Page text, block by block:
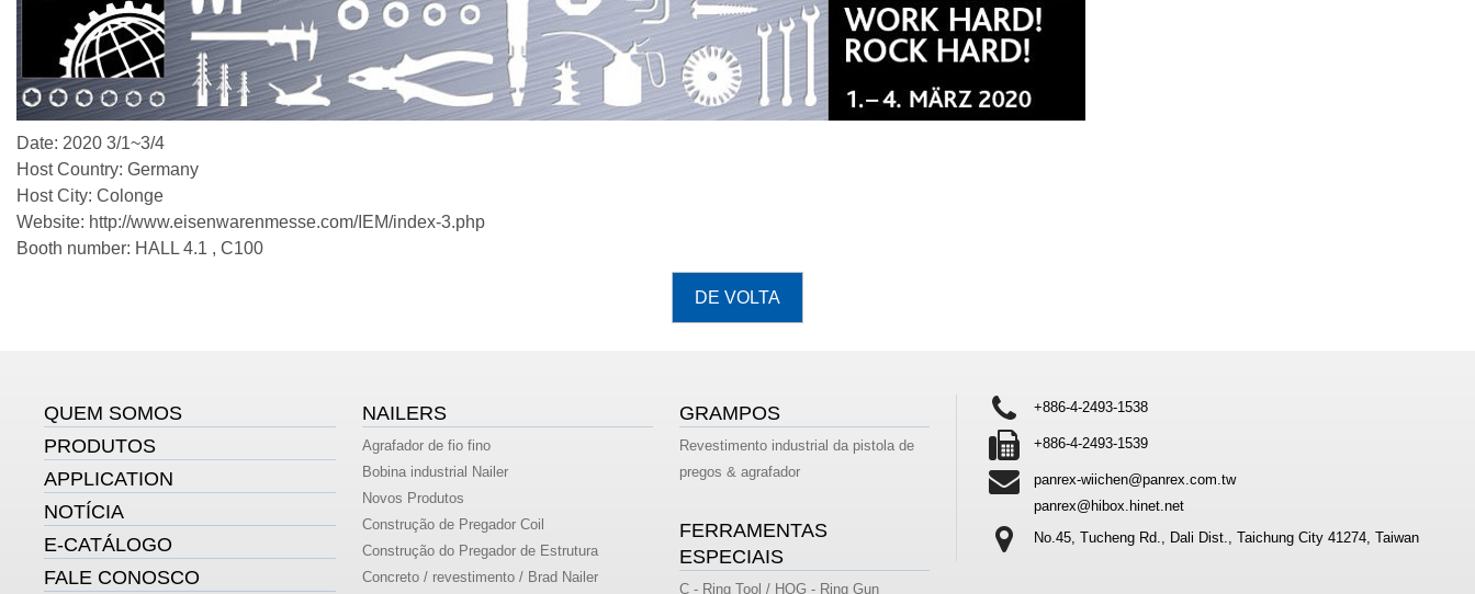
Date: 2020 3/1~3/4
Host Country: Germany
Host City: Colonge
Website: http://www.eisenwarenmesse.com/IEM/index-3.php
Booth number: HALL 4.1 , C100
QUEM SOMOS
PRODUTOS
APPLICATION
NOTÍCIA
E-CATÁLOGO
FALE CONOSCO
NAILERS
Agrafador de fio fino
Bobina industrial Nailer
Novos Produtos
Construção de Pregador Coil
Construção do Pregador de Estrutura
Concreto / revestimento / Brad Nailer
GRAMPOS
Revestimento industrial da pistola de
pregos & agrafador
FERRAMENTAS
ESPECIAIS
C - Ring Tool / HOG - Ring Gun
+886-4-2493-1538
+886-4-2493-1539
panrex-wiichen@panrex.com.tw
panrex@hibox.hinet.net
No.45, Tucheng Rd., Dali Dist., Taichung City 41274, Taiwan